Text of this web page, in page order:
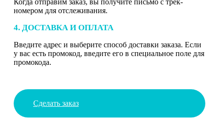
номером для отслеживания.
4. ДОСТАВКА И ОПЛАТА
Введите адрес и выберите способ доставки заказа. Если
у вас есть промокод, введите его в специальное поле для
промокода.
Сделать заказ